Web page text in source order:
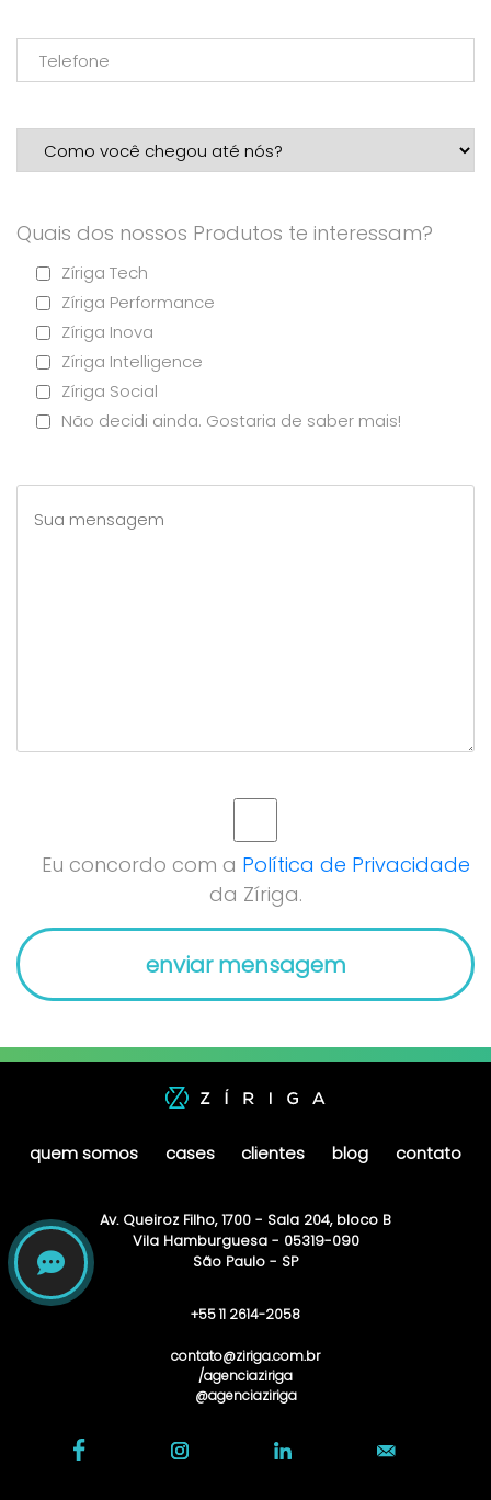
Quais dos nossos Produtos te interessam?
Zíriga Tech
Zíriga Performance
Zíriga Inova
Zíriga Intelligence
Zíriga Social
Não decidi ainda. Gostaria de saber mais!
Eu concordo com a Política de Privacidade
da Zíriga.
quem somos cases clientes blog contato
Av. Queiroz Filho, 1700 - Sala 204, bloco B
Vila Hamburguesa - 05319-090
São Paulo - SP
+55 11 2614-2058
contato@ziriga.com.br
/agenciaziriga
@agenciaziriga